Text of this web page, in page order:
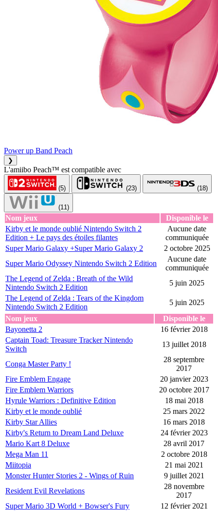
Power up Band Peach
❯
L'amiibo Peach™ est compatible avec
(5) (23) (18)
(11)
Nom jeux
Disponible le
Kirby et le monde oublié Nintendo Switch 2
Edition + Le pays des étoiles filantes
Aucune date
communiquée
Super Mario Galaxy +Super Mario Galaxy 2
2 octobre 2025
Super Mario Odyssey Nintendo Switch 2 Edition
Aucune date
communiquée
The Legend of Zelda : Breath of the Wild
Nintendo Switch 2 Edition
5 juin 2025
The Legend of Zelda : Tears of the Kingdom
Nintendo Switch 2 Edition
5 juin 2025
Nom jeux
Disponible le
Bayonetta 2
16 février 2018
Captain Toad: Treasure Tracker Nintendo
Switch
13 juillet 2018
Conga Master Party !
28 septembre
2017
Fire Emblem Engage
20 janvier 2023
Fire Emblem Warriors
20 octobre 2017
Hyrule Warriors : Definitive Edition
18 mai 2018
Kirby et le monde oublié
25 mars 2022
Kirby Star Allies
16 mars 2018
Kirby's Return to Dream Land Deluxe
24 février 2023
Mario Kart 8 Deluxe
28 avril 2017
Mega Man 11
2 octobre 2018
Miitopia
21 mai 2021
Monster Hunter Stories 2 - Wings of Ruin
9 juillet 2021
Resident Evil Revelations
28 novembre
2017
Super Mario 3D World + Bowser's Fury
12 février 2021